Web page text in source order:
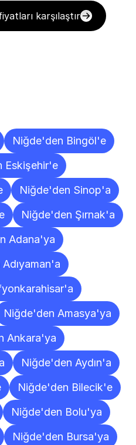
karşılaştır
Niğde'den Bingöl'e
Eskişehir'e
Niğde'den Sinop'a
Niğde'den Şırnak'a
Adana'ya
Niğde'den Amasya'ya
Ankara'ya
Niğde'den Aydın'a
Niğde'den Bilecik'e
Niğde'den Bolu'ya
Niğde'den Bursa'ya